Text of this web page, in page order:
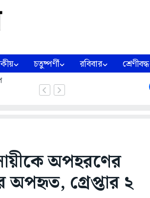
চতুষ্পর্ণী রবিবার শ্রেণীবদ্ধ
অপহরণের
গ্রেপ্তার ২